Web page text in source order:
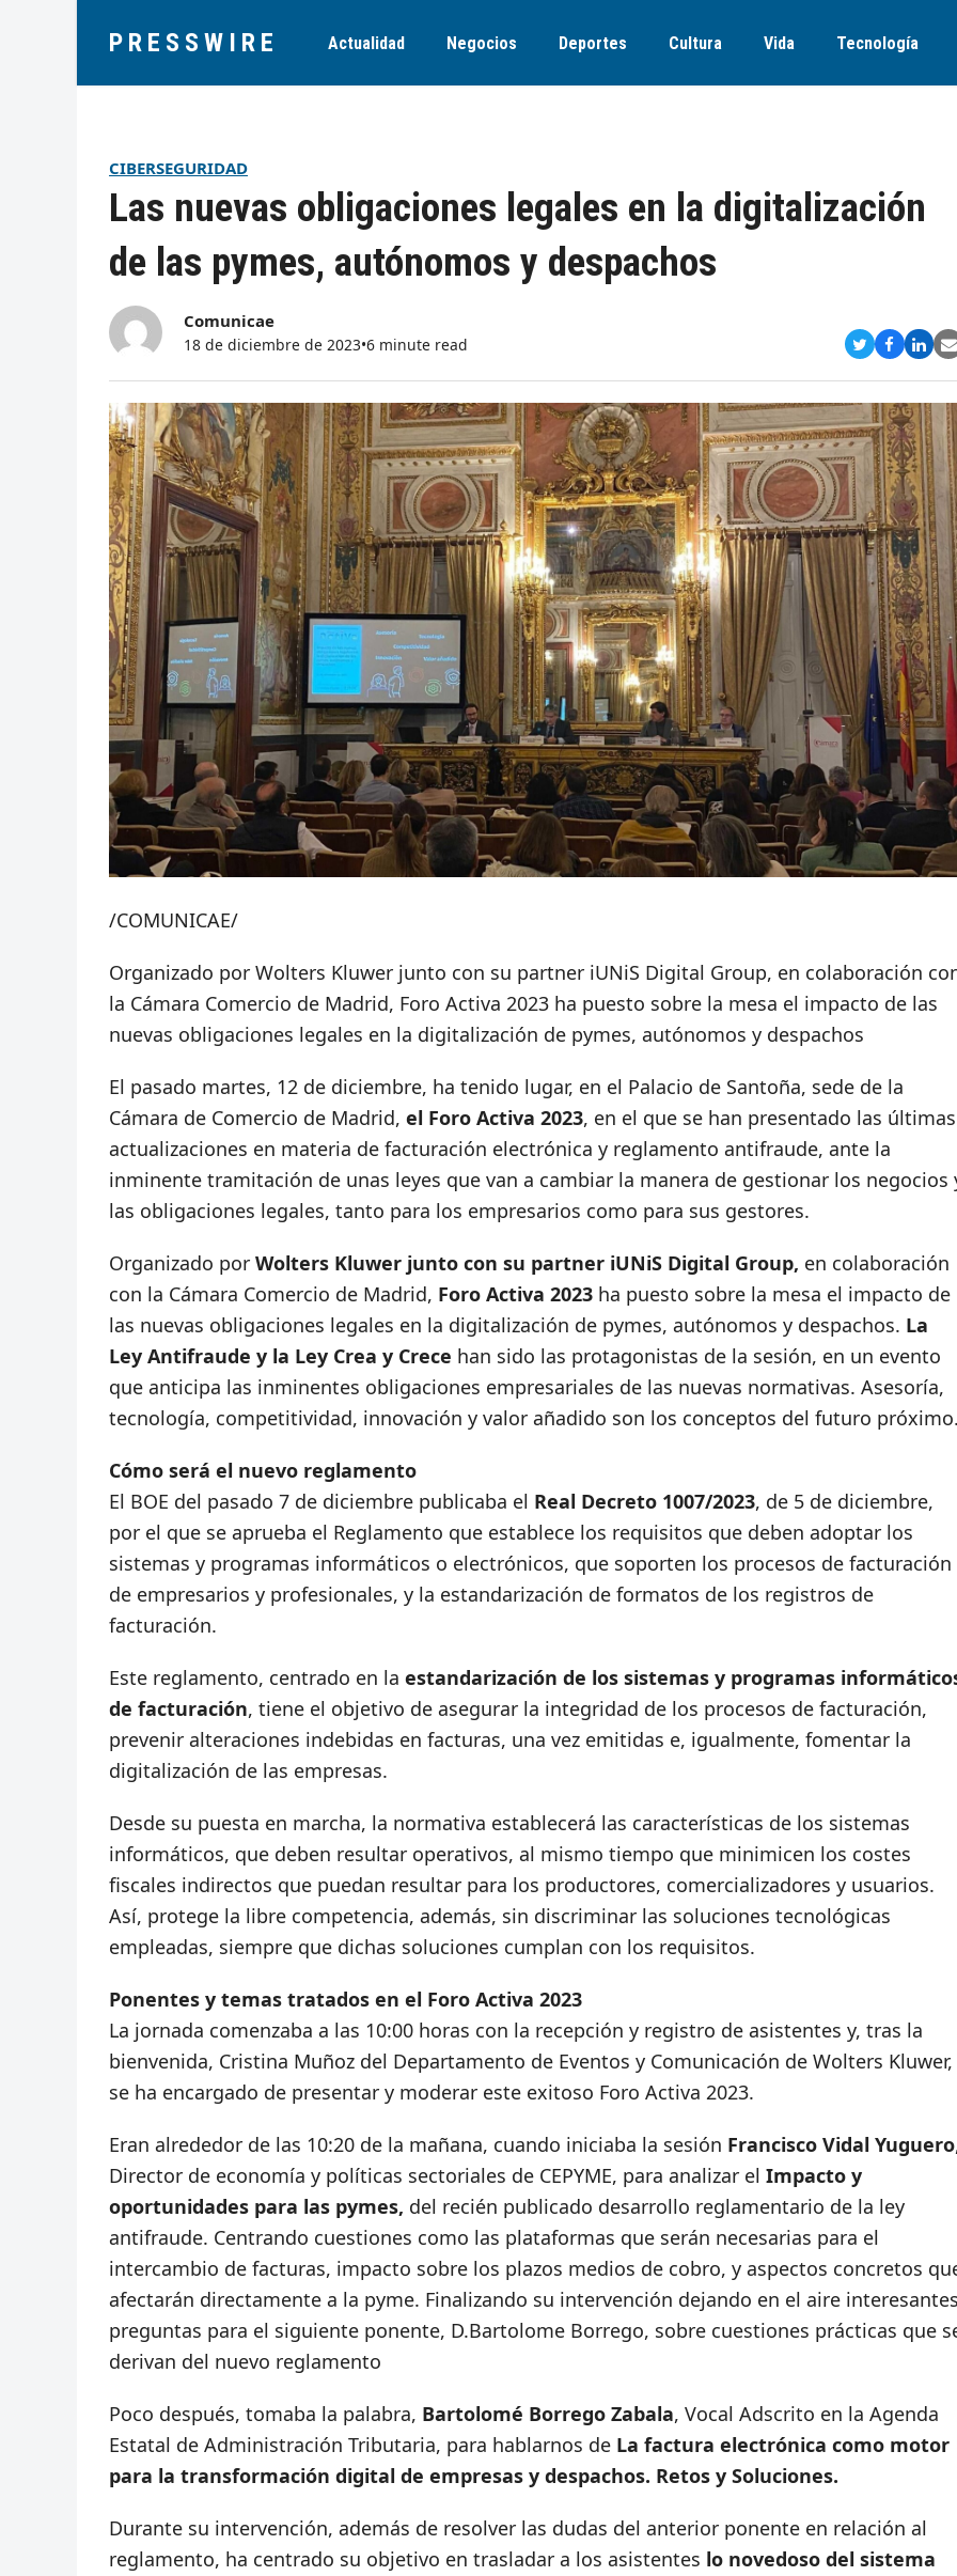
PRESSWIRE Actualidad Negocios Deportes Cultura Vida Tecnología
CIBERSEGURIDAD
Las nuevas obligaciones legales en la digitalización
de las pymes, autónomos y despachos
Comunicae
18 de diciembre de 2023•6 minute read Compartir
Twitter
/COMUNICAE/
Organizado por Wolters Kluwer junto con su partner iUNiS Digital Group, en colaboración
la Cámara Comercio de Madrid, Foro Activa 2023 ha puesto sobre la mesa el impacto de las
nuevas obligaciones legales en la digitalización de pymes, autónomos y despachos
El pasado martes, 12 de diciembre, ha tenido lugar, en el Palacio de Santoña, sede de la
Cámara de Comercio de Madrid, el Foro Activa 2023, en el que se han presentado las últimas
actualizaciones en materia de facturación electrónica y reglamento antifraude, ante la
inminente tramitación de unas leyes que van a cambiar la manera de gestionar los negocios
las obligaciones legales, tanto para los empresarios como para sus gestores.
Organizado por Wolters Kluwer junto con su partner iUNiS Digital Group, en colaboración
con la Cámara Comercio de Madrid, Foro Activa 2023 ha puesto sobre la mesa el impacto de
las nuevas obligaciones legales en la digitalización de pymes, autónomos y despachos. La
Ley Antifraude y la Ley Crea y Crece han sido las protagonistas de la sesión, en un evento
que anticipa las inminentes obligaciones empresariales de las nuevas normativas. Asesoría,
tecnología, competitividad, innovación y valor añadido son los conceptos del futuro
Cómo será el nuevo reglamento
El BOE del pasado 7 de diciembre publicaba el Real Decreto 1007/2023, de 5 de diciembre,
por el que se aprueba el Reglamento que establece los requisitos que deben adoptar los
sistemas y programas informáticos o electrónicos, que soporten los procesos de facturación
de empresarios y profesionales, y la estandarización de formatos de los registros de
facturación.
Este reglamento, centrado en la estandarización de los sistemas y programas
de facturación, tiene el objetivo de asegurar la integridad de los procesos de facturación,
prevenir alteraciones indebidas en facturas, una vez emitidas e, igualmente, fomentar la
digitalización de las empresas.
Desde su puesta en marcha, la normativa establecerá las características de los sistemas
informáticos, que deben resultar operativos, al mismo tiempo que minimicen los costes
fiscales indirectos que puedan resultar para los productores, comercializadores y usuarios.
Así, protege la libre competencia, además, sin discriminar las soluciones tecnológicas
empleadas, siempre que dichas soluciones cumplan con los requisitos.
Ponentes y temas tratados en el Foro Activa 2023
La jornada comenzaba a las 10:00 horas con la recepción y registro de asistentes y, tras la
bienvenida, Cristina Muñoz del Departamento de Eventos y Comunicación de Wolters Kluwer,
se ha encargado de presentar y moderar este exitoso Foro Activa 2023.
Eran alrededor de las 10:20 de la mañana, cuando iniciaba la sesión Francisco Vidal Yuguero
Director de economía y políticas sectoriales de CEPYME, para analizar el Impacto y
oportunidades para las pymes, del recién publicado desarrollo reglamentario de la ley
antifraude. Centrando cuestiones como las plataformas que serán necesarias para el
intercambio de facturas, impacto sobre los plazos medios de cobro, y aspectos concretos
afectarán directamente a la pyme. Finalizando su intervención dejando en el aire
preguntas para el siguiente ponente, D.Bartolome Borrego, sobre cuestiones prácticas que
derivan del nuevo reglamento
Poco después, tomaba la palabra, Bartolomé Borrego Zabala, Vocal Adscrito en la Agenda
Estatal de Administración Tributaria, para hablarnos de La factura electrónica como motor
para la transformación digital de empresas y despachos. Retos y Soluciones.
Durante su intervención, además de resolver las dudas del anterior ponente en relación al
reglamento, ha centrado su objetivo en trasladar a los asistentes lo novedoso del sistema